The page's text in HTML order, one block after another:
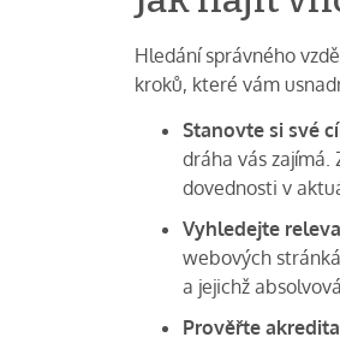
Hledání správného
kroků, které vám
Stanovte si své
dráha vás
dovednosti v
Vyhledejte
webových
a jejichž
Prověřte